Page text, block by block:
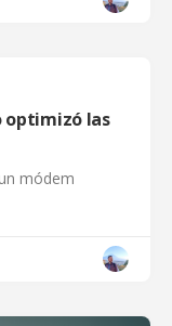
optimizó las
módem